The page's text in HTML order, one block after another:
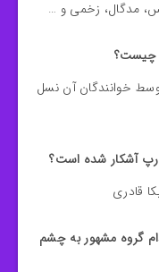
مدگال، زخمی و …
چیست؟
خوانندگان آن نسل
رپ آشکار شده است؟
قادری
گروه مشهور به چشم